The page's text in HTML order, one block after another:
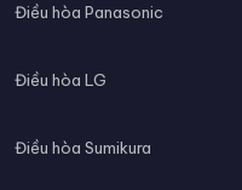
Điều hòa Panasonic
Điều hòa LG
Điều hòa Sumikura